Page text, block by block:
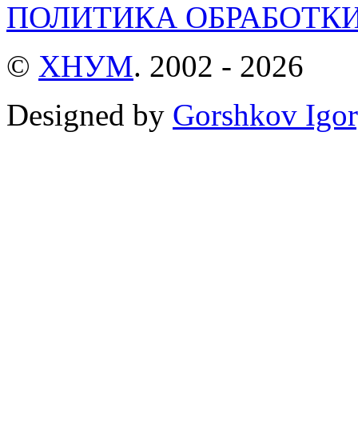
ПОЛИТИКА
© ХНУМ. 2002 - 2026
Designed by Gorshkov Igor